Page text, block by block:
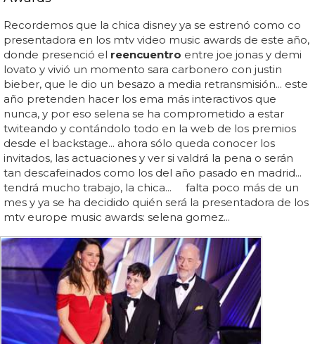
Recordemos que la chica disney ya se estrenó como co
presentadora en los mtv video music awards de este año,
donde presenció el reencuentro entre joe jonas y demi
lovato y vivió un momento sara carbonero con justin
bieber, que le dio un besazo a media retransmisión... este
año pretenden hacer los ema más interactivos que
nunca, y por eso selena se ha comprometido a estar
twiteando y contándolo todo en la web de los premios
desde el backstage... ahora sólo queda conocer los
invitados, las actuaciones y ver si valdrá la pena o serán
tan descafeinados como los del año pasado en madrid...
tendrá mucho trabajo, la chica... falta poco más de un
mes y ya se ha decidido quién será la presentadora de los
mtv europe music awards: selena gomez...